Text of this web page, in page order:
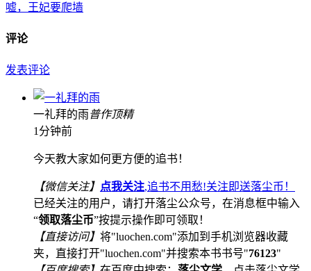
嘘，王妃要爬墙
评论
发表评论
一礼拜的雨普作顶精
1分钟前
今天教大家如何更方便的追书！
【微信关注】 点我关注,追书不用愁!关注即送落尘币！
已经关注的用户，请打开落尘公众号，在消息框中输入
“领取落尘币”按提示操作即可领取！
【直接访问】 将"luochen.com"添加到手机浏览器收藏
夹，直接打开"luochen.com"并搜索本书书号"76123"